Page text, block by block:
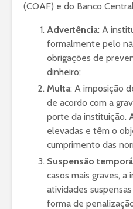
(COAF) e do Banco
Advertência: A
formalmente pelo
obrigações de
dinheiro;
Multa: A imposição
de acordo com a
porte da instituição.
elevadas e têm o
cumprimento das
Suspensão
casos mais graves,
atividades
forma de